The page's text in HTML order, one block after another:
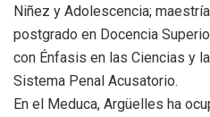
Niñez y Adolescencia;
postgrado en Docencia
con Énfasis en las Ciencias y
Sistema Penal Acusatorio.
En el Meduca, Argüelles ha